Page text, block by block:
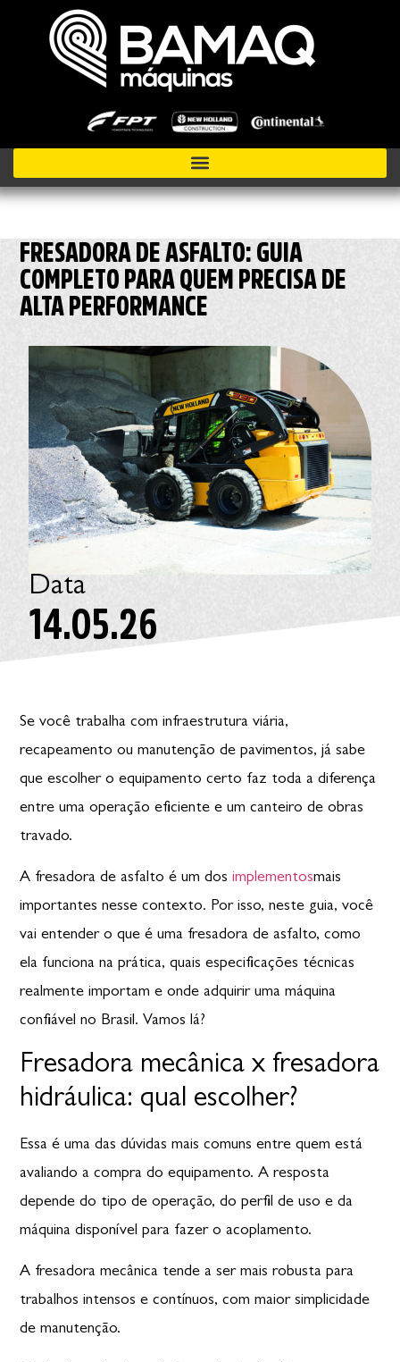
FRESADORA DE ASFALTO: GUIA
COMPLETO PARA QUEM PRECISA DE
ALTA PERFORMANCE
Data
14.05.26
Se você trabalha com infraestrutura viária,
recapeamento ou manutenção de pavimentos, já sabe
que escolher o equipamento certo faz toda a diferença
entre uma operação eficiente e um canteiro de obras
travado.
A fresadora de asfalto é um dosimplementosmais
importantes nesse contexto. Por isso, neste guia, você
vai entender o que é uma fresadora de asfalto, como
ela funciona na prática, quais especificações técnicas
realmente importam e onde adquirir uma máquina
confiável no Brasil. Vamos lá?
Fresadora mecânica x fresadora
hidráulica: qual escolher?
Essa é uma das dúvidas mais comuns entre quem está
avaliando a compra do equipamento. A resposta
depende do tipo de operação, do perfil de uso e da
máquina disponível para fazer o acoplamento.
A fresadora mecânica tende a ser mais robusta para
trabalhos intensos e contínuos, com maior simplicidade
de manutenção.